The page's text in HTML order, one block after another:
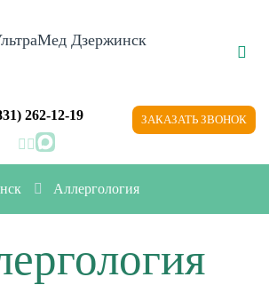
262-12-19
MAX
ЗАКАЗАТЬ ЗВОНОК
Аллергология